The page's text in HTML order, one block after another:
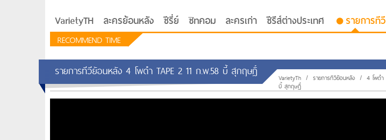
VarietyTH ละครย้อนหลัง ซีรี่ย์ ซิทคอม ละครเก่า ซีรีส์ต่างประเทศ รายการทีวี
RECOMMEND TIME
รักอยู่ประตูถัดไป
รายการทีวีย้อนหลัง 4 โพดำ TAPE 2 11 ก.พ.58 บี้ สุกฤษฎิ์ VarietyTh / รายการทีวีย้อนหลัง / 4 โพดำ
บี้ สุกฤษฎิ์